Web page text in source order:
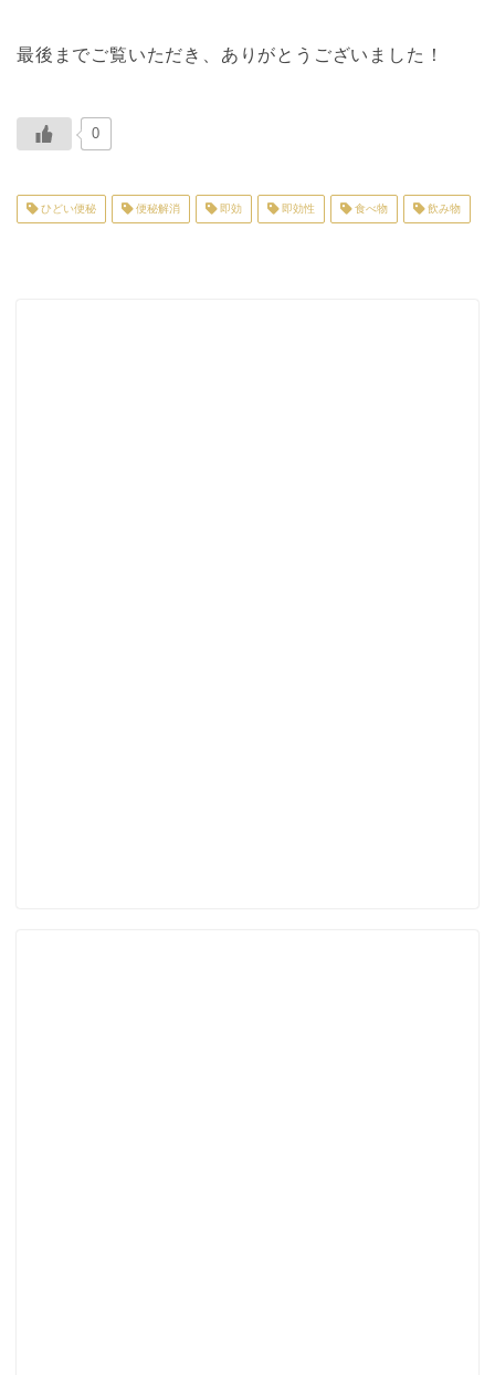
最後までご覧いただき、ありがとうございました！
0
ひどい便秘 便秘解消 即効 即効性 食べ物 飲み物